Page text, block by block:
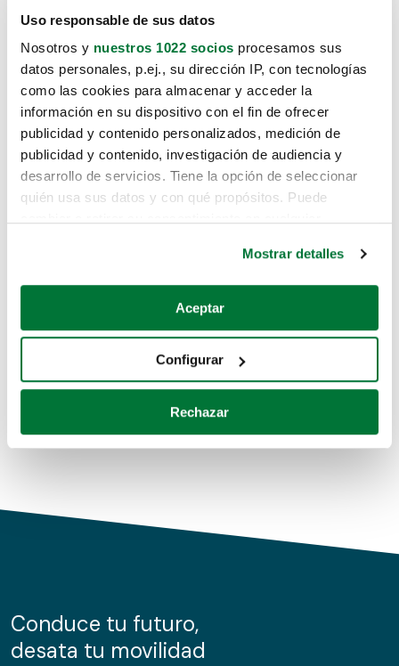
Uso responsable de sus datos
Nosotros y nuestros 1022 socios procesamos sus
datos personales, p.ej., su dirección IP, con tecnologías
como las cookies para almacenar y acceder la
información en su dispositivo con el fin de ofrecer
publicidad y contenido personalizados, medición de
publicidad y contenido, investigación de audiencia y
desarrollo de servicios. Tiene la opción de seleccionar
quién usa sus datos y con qué propósitos. Puede
Si lo permite, también quisiéramos:
Recopilar información sobre su ubicación geográfica
Identificar su dispositivo analizándolo activamente
para buscar características específicas (huellas
Obtenga más información sobre cómo se procesan sus
de cookies.
información sobre el uso que haga del sitio web con
nuestros partners de redes sociales, publicidad y análisis
Mostrar detalles
Aceptar
Configurar
Rechazar
Lo sentimos, no sabemos como
te hemos traido hasta aquí.
Pero puedes encontrar el coche que estás
buscando en alguno de estos enlaces:
Coches de segunda mano
Coches de km0
Conduce tu futuro,
desata tu movilidad